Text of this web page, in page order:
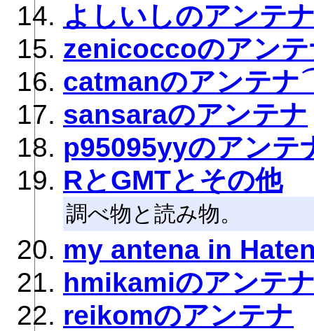
よしいしのアンテ
zenicoccoのアン
catmanのアンテ
sansaraのアンテナ
p95095yyのアンテ
RとGMTとその他
調べ物と読み物。
my antena in
hmikamiのアンテ
reikomのアンテナ